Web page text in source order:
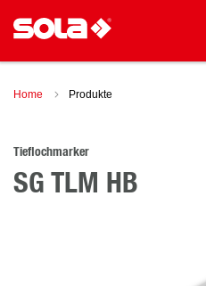
Home Produkte
Tieflochmarker
SG TLM HB